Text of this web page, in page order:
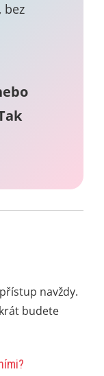
bez
navždy.
budete